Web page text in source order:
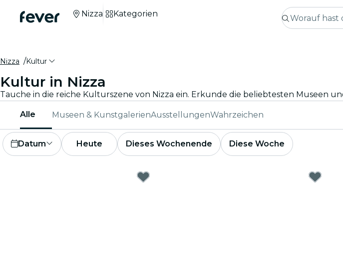
Nizza Kategorien
Nizza Kultur
Kultur in Nizza
Alle Museen & KunstgalerienAusstellungenWahrzeichen
Datum Heute Dieses Wochenende Diese Woche